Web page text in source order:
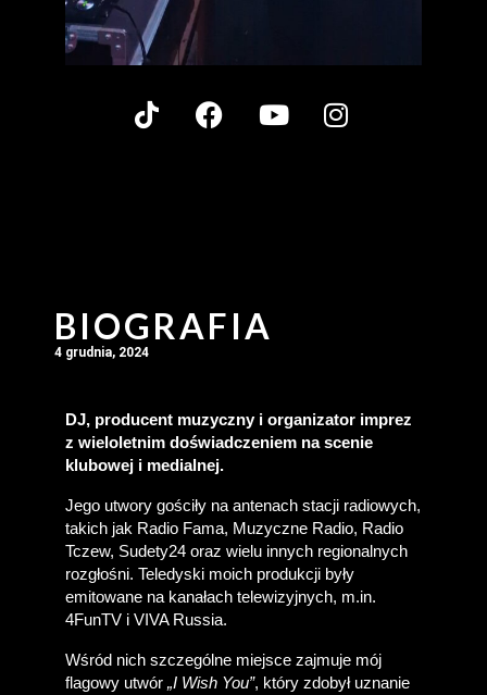
BIOGRAFIA
4 grudnia, 2024
DJ, producent muzyczny i organizator imprez
z wieloletnim doświadczeniem na scenie
klubowej i medialnej.
Jego utwory gościły na antenach stacji radiowych,
takich jak Radio Fama, Muzyczne Radio, Radio
Tczew, Sudety24 oraz wielu innych regionalnych
rozgłośni. Teledyski moich produkcji były
emitowane na kanałach telewizyjnych, m.in.
4FunTV i VIVA Russia.
Wśród nich szczególne miejsce zajmuje mój
flagowy utwór „I Wish You”, który zdobył uznanie